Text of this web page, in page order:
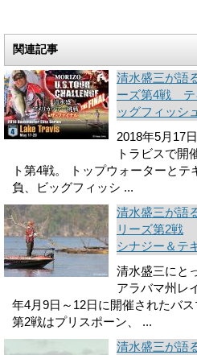
関連記事
清水盛三が語
ーズ第4戦 テ
ッグフィッシ
2018年5月17
トラビスで開
ト第4戦。 トップウォーターと
負、ビッグフィッシ ...
清水盛三が語
リーズ第2戦
シナジー＆テ
清水盛三にと
アラバマ州レ
年4月9日～12日に開催されたバ
第2戦はプリスポーン、 ...
清水盛三が語